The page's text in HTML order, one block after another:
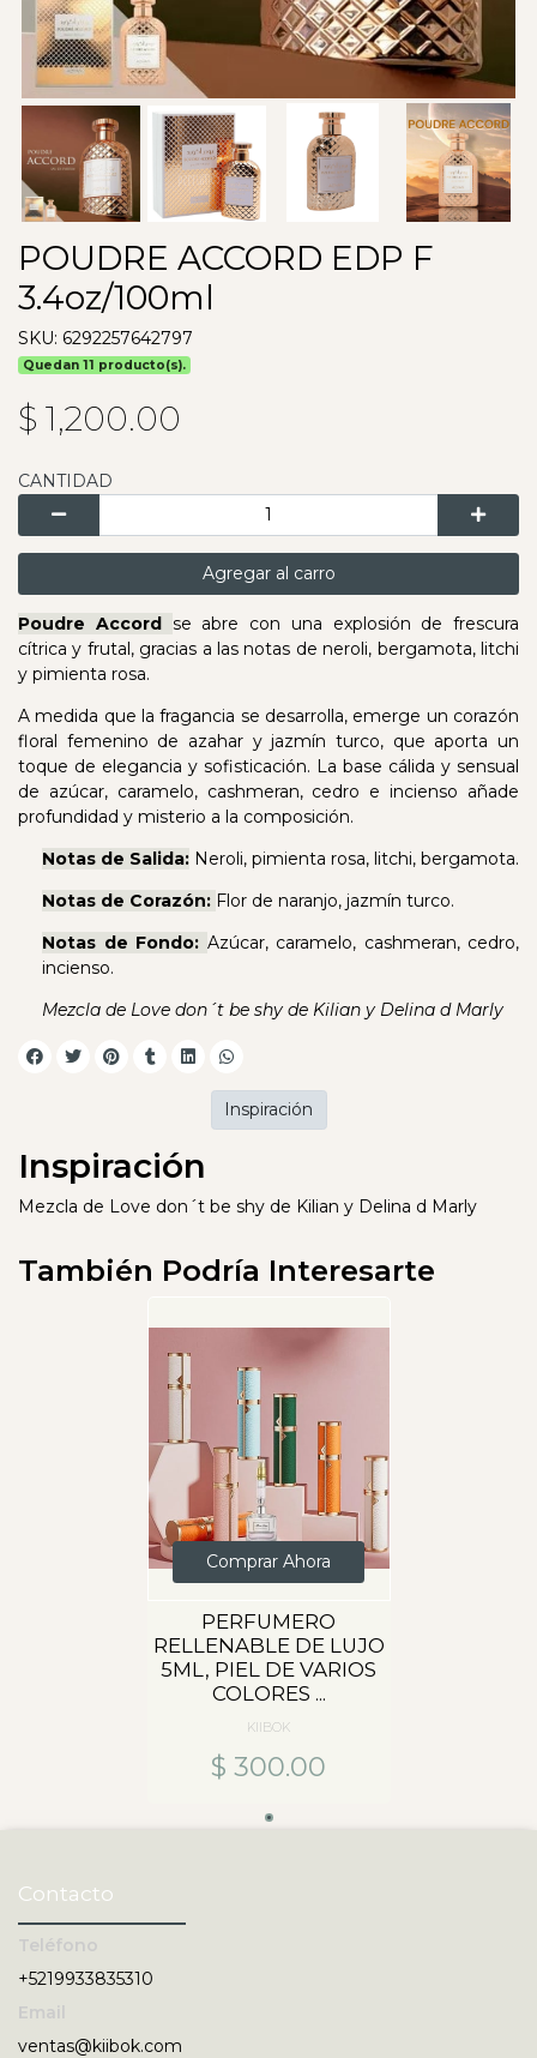
POUDRE ACCORD EDP F
3.4oz/100ml
SKU: 6292257642797
Quedan 11 producto(s).
$ 1,200.00
CANTIDAD
Agregar al carro
Poudre Accord se abre con una explosión de frescura
cítrica y frutal, gracias a las notas de neroli, bergamota, litchi
y pimienta rosa.
A medida que la fragancia se desarrolla, emerge un corazón
floral femenino de azahar y jazmín turco, que aporta un
toque de elegancia y sofisticación. La base cálida y sensual
de azúcar, caramelo, cashmeran, cedro e incienso añade
profundidad y misterio a la composición.
Notas de Salida: Neroli, pimienta rosa, litchi, bergamota.
Notas de Corazón: Flor de naranjo, jazmín turco.
Notas de Fondo: Azúcar, caramelo, cashmeran, cedro,
incienso.
Mezcla de Love don´t be shy de Kilian y Delina d Marly
Inspiración
Mezcla de Love don´t be shy de Kilian y Delina d Marly
Inspiración
También Podría Interesarte
Comprar Ahora
PERFUMERO
RELLENABLE DE LUJO
5ML, PIEL DE VARIOS
COLORES ...
KIIBOK
$ 300.00
Contacto
+5219933835310
ventas@kiibok.com